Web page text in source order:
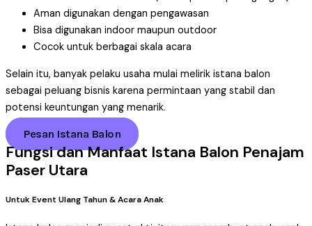
Aman digunakan dengan pengawasan
Bisa digunakan indoor maupun outdoor
Cocok untuk berbagai skala acara
Selain itu, banyak pelaku usaha mulai melirik istana balon
sebagai peluang bisnis karena permintaan yang stabil dan
potensi keuntungan yang menarik.
Pesan Istana Balon
Fungsi dan Manfaat Istana Balon Penajam
Paser Utara
Untuk Event Ulang Tahun & Acara Anak